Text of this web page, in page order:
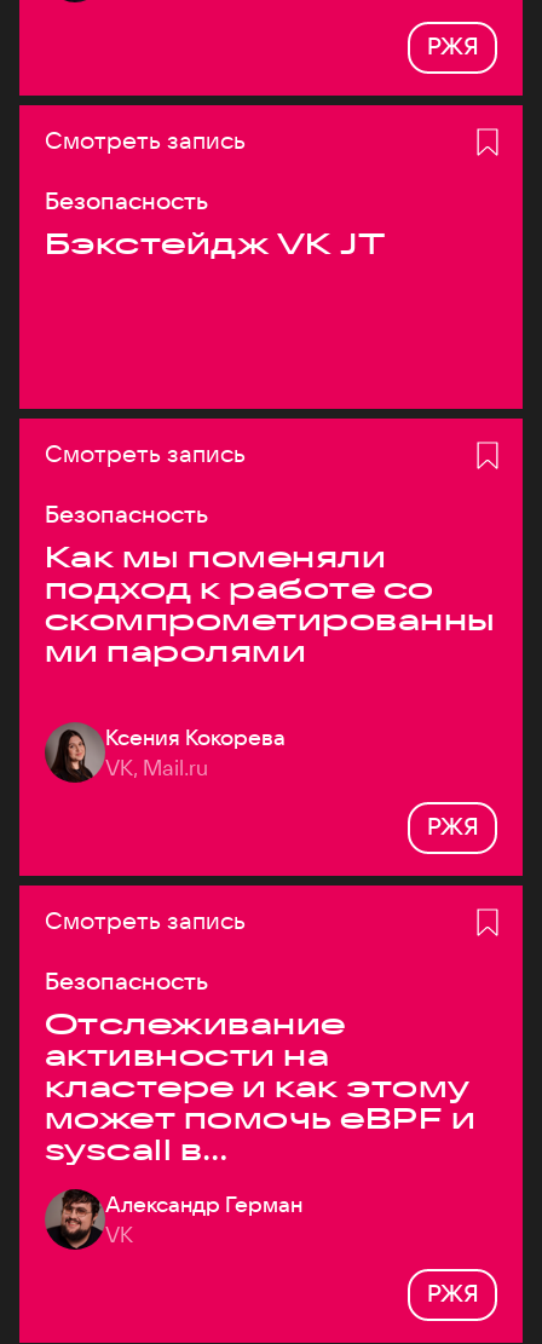
РЖЯ
Смотреть запись
Безопасность
Бэкстейдж VK JT
Смотреть запись
Безопасность
Как мы поменяли
подход к работе со
скомпрометированны
ми паролями
Ксения Кокорева
VK, Mail.ru
РЖЯ
Смотреть запись
Безопасность
Отслеживание
активности на
кластере и как этому
может помочь eBPF и
syscall в
высоконагруженных
системах
Александр Герман
VK
РЖЯ